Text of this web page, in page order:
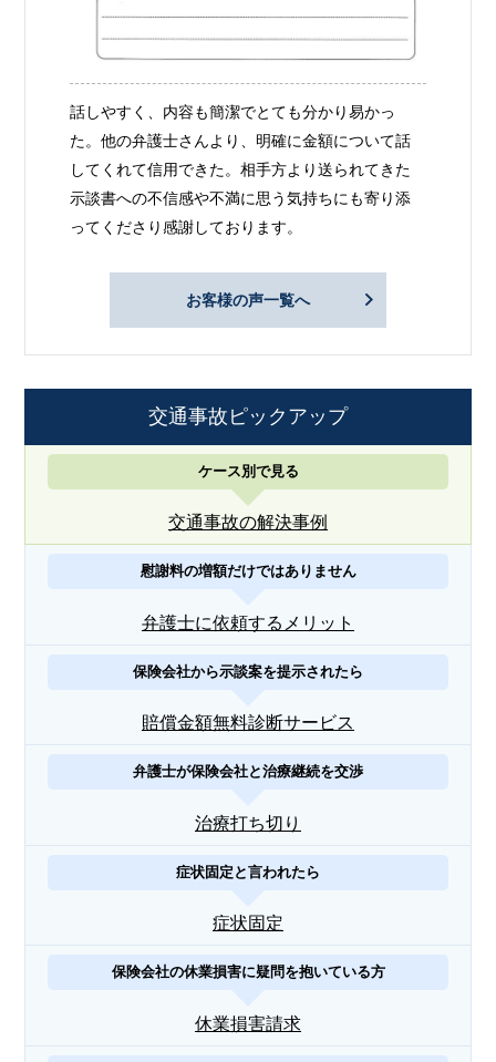
話しやすく、内容も簡潔でとても分かり易かっ
た。他の弁護士さんより、明確に金額について話
してくれて信用できた。相手方より送られてきた
示談書への不信感や不満に思う気持ちにも寄り添
ってくださり感謝しております。
お客様の声一覧へ
交通事故ピックアップ
ケース別で見る
交通事故の解決事例
慰謝料の増額だけではありません
弁護士に依頼するメリット
保険会社から示談案を提示されたら
賠償金額無料診断サービス
弁護士が保険会社と治療継続を交渉
治療打ち切り
症状固定と言われたら
症状固定
保険会社の休業損害に疑問を抱いている方
休業損害請求